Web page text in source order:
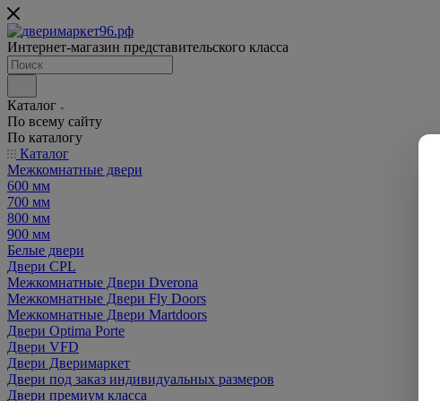
Интернет-магазин представительского класса
Каталог
По всему сайту
По каталогу
Каталог
Межкомнатные двери
600 мм
700 мм
800 мм
900 мм
Белые двери
Двери CPL
Межкомнатные Двери Dverona
Межкомнатные Двери Fly Doors
Межкомнатные Двери Martdoors
Двери Optima Porte
Двери VFD
Двери Дверимаркет
Двери под заказ индивидуальных размеров
Двери премиум класса